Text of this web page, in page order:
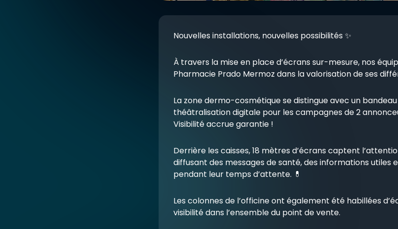
Nouvelles installations, nouvelles possibilités ✨
À travers la mise en place d’écrans sur-mesure, nos
Pharmacie Prado Mermoz dans la valorisation de ses
La zone dermo-cosmétique se distingue avec un
théâtralisation digitale pour les campagnes de 2
Visibilité accrue garantie !
Derrière les caisses, 18 mètres d’écrans captent
diffusant des messages de santé, des informations utiles
pendant leur temps d’attente. 💊
Les colonnes de l’officine ont également été habillées
visibilité dans l’ensemble du point de vente.